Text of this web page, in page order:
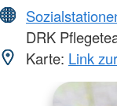
DRK
Karte: Link